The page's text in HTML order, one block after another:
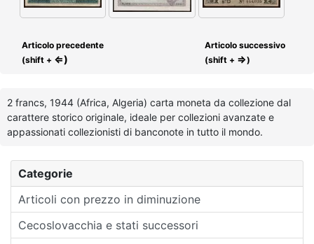
Categorie
Articoli con prezzo in diminuzione
Cecoslovacchia e stati successori
Articolo precedente
(shift + ⇐)
Articolo successivo
(shift + ⇒)
2 francs, 1944 (Africa, Algeria) carta moneta da collezione dal
carattere storico originale, ideale per collezioni avanzate e
appassionati collezionisti di banconote in tutto il mondo.